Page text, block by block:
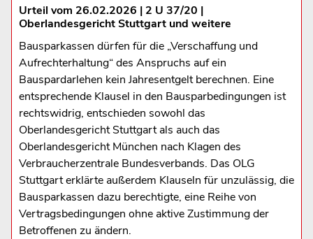
Urteil vom 26.02.2026 | 2 U 37/20 |
Oberlandesgericht Stuttgart und weitere
Bausparkassen dürfen für die „Verschaffung und
Aufrechterhaltung“ des Anspruchs auf ein
Bauspardarlehen kein Jahresentgelt berechnen. Eine
entsprechende Klausel in den Bausparbedingungen ist
rechtswidrig, entschieden sowohl das
Oberlandesgericht Stuttgart als auch das
Oberlandesgericht München nach Klagen des
Verbraucherzentrale Bundesverbands. Das OLG
Stuttgart erklärte außerdem Klauseln für unzulässig, die
Bausparkassen dazu berechtigte, eine Reihe von
Vertragsbedingungen ohne aktive Zustimmung der
Betroffenen zu ändern.